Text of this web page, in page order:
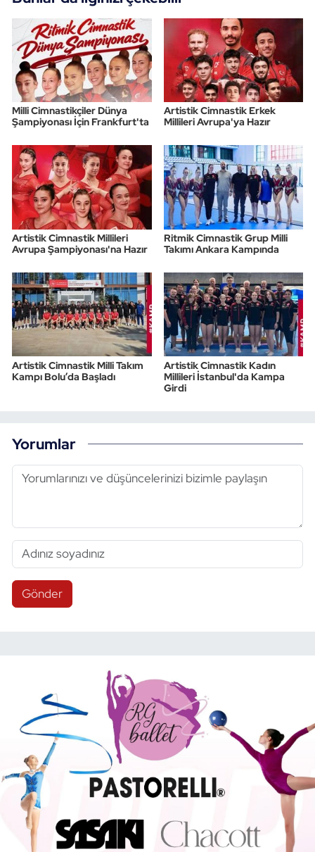
Milli Cimnastikçiler Dünya
Şampiyonası İçin Frankfurt'ta
Artistik Cimnastik Erkek
Millileri Avrupa'ya Hazır
Artistik Cimnastik Millileri
Avrupa Şampiyonası'na Hazır
Ritmik Cimnastik Grup Milli
Takımı Ankara Kampında
Artistik Cimnastik Milli Takım
Kampı Bolu’da Başladı
Artistik Cimnastik Kadın
Millileri İstanbul'da Kampa
Girdi
Yorumlar
Gönder